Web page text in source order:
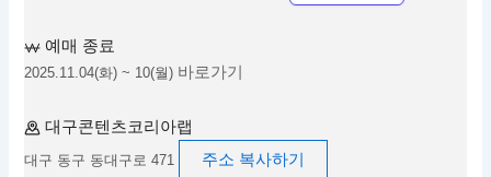
예매 종료
2025.11.04(화) ~ 10(월) 바로가기
대구콘텐츠코리아랩
대구 동구 동대구로 471 주소 복사하기